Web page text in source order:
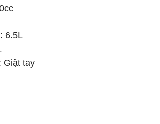
6.5L
Giật tay